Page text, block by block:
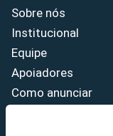
Sobre nós
Institucional
Equipe
Apoiadores
Como anunciar